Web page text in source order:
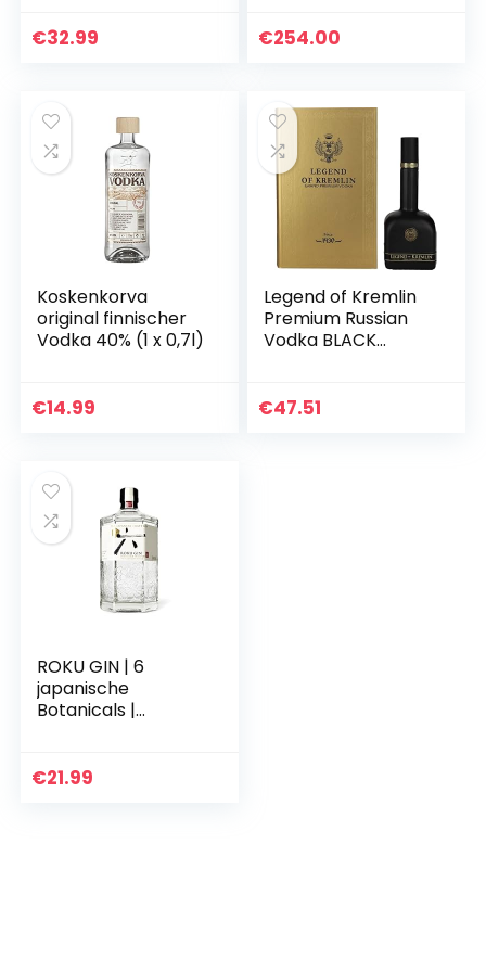
€32.99 €254.00
Koskenkorva
original finnischer
Vodka 40% (1 x 0,7l)
€14.99
Legend of Kremlin
Premium Russian
Vodka BLACK
€47.51
ROKU GIN | 6
japanische
Botanicals |
für einen perfekt
€21.99